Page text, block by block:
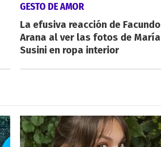
GESTO DE AMOR
La efusiva reacción de Facundo
Arana al ver las fotos de María
Susini en ropa interior